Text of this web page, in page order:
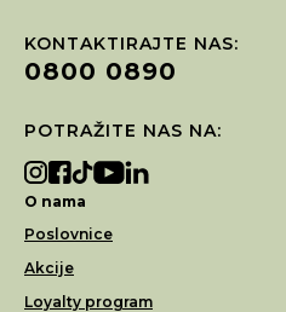
KONTAKTIRAJTE NAS:
0800 0890
POTRAŽITE NAS NA:
O nama
Poslovnice
Akcije
Loyalty program